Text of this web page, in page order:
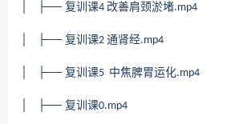
│ ├── 复训课4 改善肩颈淤堵.mp4
│ ├── 复训课2 通肾经.mp4
│ ├── 复训课5 中焦脾胃运化.mp4
│ ├── 复训课0.mp4